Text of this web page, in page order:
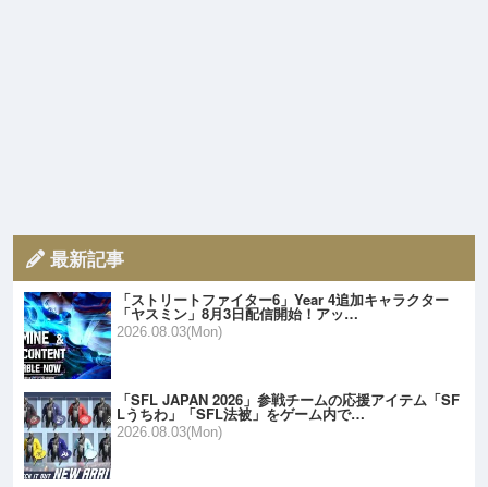
最新記事
「ストリートファイター6」Year 4追加キャラクター
「ヤスミン」8月3日配信開始！アッ…
2026.08.03(Mon)
「SFL JAPAN 2026」参戦チームの応援アイテム「SF
Lうちわ」「SFL法被」をゲーム内で…
2026.08.03(Mon)